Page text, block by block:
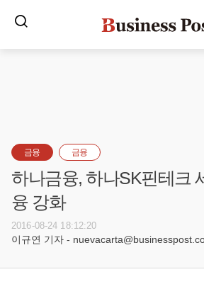
금융 금융
하나금융, 하나SK핀테크
융 강화
2016-08-24 18:12:20
이규연 기자 -